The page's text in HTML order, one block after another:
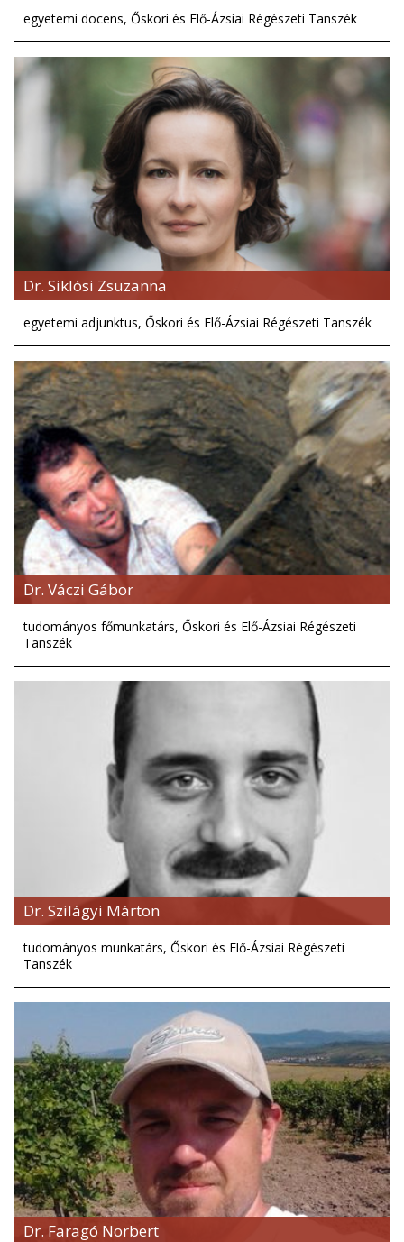
egyetemi docens, Őskori és Elő-Ázsiai Régészeti Tanszék
Dr. Siklósi Zsuzanna
egyetemi adjunktus, Őskori és Elő-Ázsiai Régészeti Tanszék
Dr. Váczi Gábor
tudományos főmunkatárs, Őskori és Elő-Ázsiai Régészeti
Tanszék
Dr. Szilágyi Márton
tudományos munkatárs, Őskori és Elő-Ázsiai Régészeti
Tanszék
Dr. Faragó Norbert